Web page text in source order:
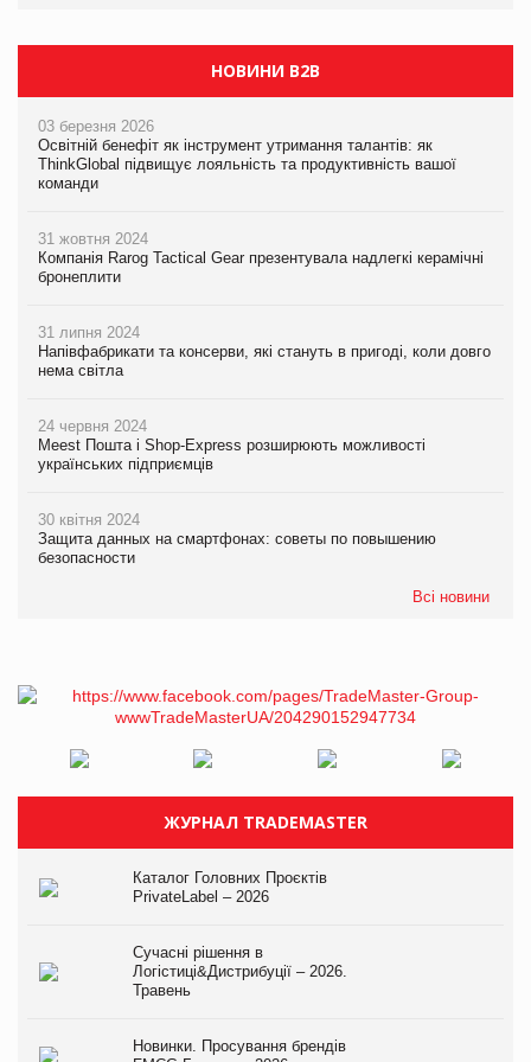
НОВИНИ B2B
03 березня 2026
Освітній бенефіт як інструмент утримання талантів: як
ThinkGlobal підвищує лояльність та продуктивність вашої
команди
31 жовтня 2024
Компанія Rarog Tactical Gear презентувала надлегкі керамічні
бронеплити
31 липня 2024
Напівфабрикати та консерви, які стануть в пригоді, коли довго
нема світла
24 червня 2024
Meest Пошта і Shop-Express розширюють можливості
українських підприємців
30 квітня 2024
Защита данных на смартфонах: советы по повышению
безопасности
Всі новини
ЖУРНАЛ TRADEMASTER
Каталог Головних Проєктів
PrivateLabel – 2026
Сучасні рішення в
Логістиці&Дистрибуції – 2026.
Травень
Новинки. Просування брендів